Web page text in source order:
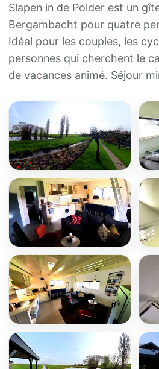
Slapen in de Polder est un
Bergambacht pour quatre
Idéal pour les couples, les
personnes qui cherchent le
de vacances animé. Séjour